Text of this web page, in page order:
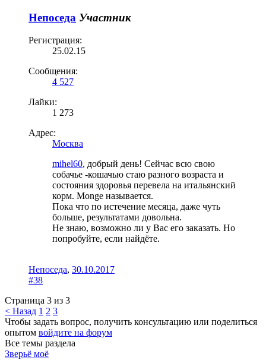
Непоседа Участник
Регистрация:
25.02.15
Сообщения:
4 527
Лайки:
1 273
Адрес:
Москва
mihel60, добрый день! Сейчас всю свою
собачье -кошачью стаю разного возраста и
состояния здоровья перевела на итальянский
корм. Monge называется.
Пока что по истечение месяца, даже чуть
больше, результатами довольна.
Не знаю, возможно ли у Вас его заказать. Но
попробуйте, если найдёте.
Непоседа, 30.10.2017
#38
Страница 3 из 3
< Назад 1 2 3
Чтобы задать вопрос, получить консультацию или поделиться
опытом войдите на форум
Все темы раздела
Зверьё моё